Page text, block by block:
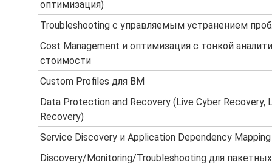
оптимизация)
Troubleshooting с управляемым устранением
Cost Management и оптимизация с тонкой
стоимости
Custom Profiles для ВМ
Data Protection and Recovery (Live Cyber Recovery,
Recovery)
Service Discovery и Application Dependency Mapping
Discovery/Monitoring/Troubleshooting для пакетных